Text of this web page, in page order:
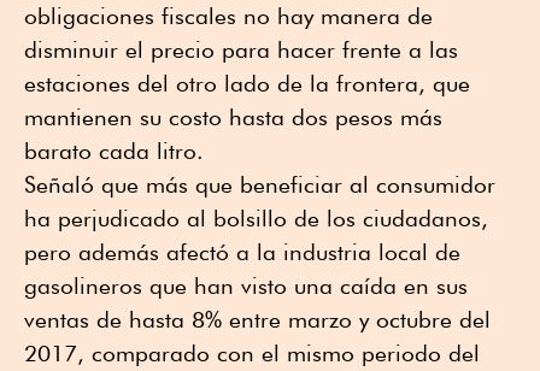
obligaciones fiscales no hay manera de
disminuir el precio para hacer frente a las
estaciones del otro lado de la frontera, que
mantienen su costo hasta dos pesos más
barato cada litro.
Señaló que más que beneficiar al consumidor
ha perjudicado al bolsillo de los ciudadanos,
pero además afectó a la industria local de
gasolineros que han visto una caída en sus
ventas de hasta 8% entre marzo y octubre del
2017, comparado con el mismo periodo del